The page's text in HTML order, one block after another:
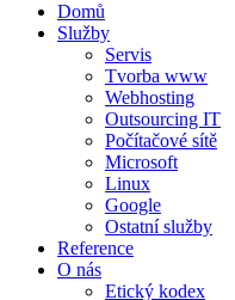
Domů
Služby
Servis
Tvorba www
Webhosting
Outsourcing IT
Počítačové sítě
Microsoft
Linux
Google
Ostatní služby
Reference
O nás
Etický kodex